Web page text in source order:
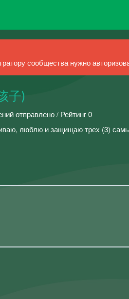
сообщества нужно
子)
отправлено / Рейтинг 0
люблю и защищаю трех (3)